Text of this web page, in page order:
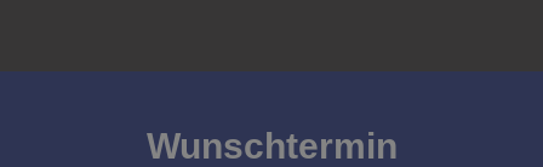
Wunschtermin